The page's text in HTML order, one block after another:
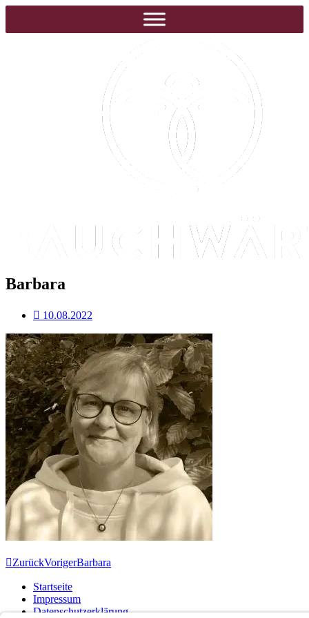
Barbara
10.08.2022
ZurückVorigerBarbara
Startseite
Impressum
Datenschutzerklärung